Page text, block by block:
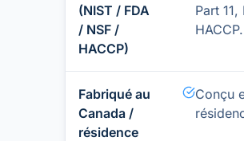
(NIST / FDA
/ NSF /
HACCP)
Part
HACCP.
Fabriqué au
Canada /
résidence
Conçu